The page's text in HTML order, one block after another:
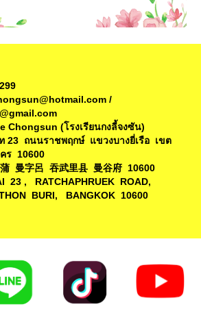
/
Chongsun (โรงเรียนกงลี้จงซัน)
23 ถนนราชพฤกษ์ แขวงบางยี่เรือ เขต
คร 10600
蒲 曼字呂 吞武里县 曼谷府 10600
23 , RATCHAPHRUEK ROAD,
BURI, BANGKOK 10600